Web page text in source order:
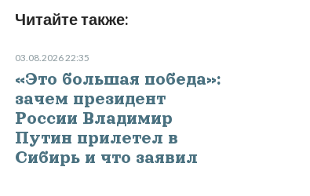
Читайте также:
03.08.2026 22:35
«Это большая победа»:
зачем президент
России Владимир
Путин прилетел в
Сибирь и что заявил